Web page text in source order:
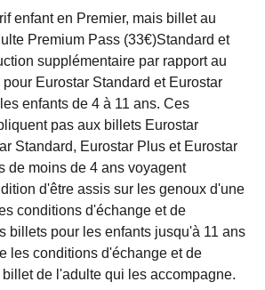
enfant en Premier, mais billet au
Premium Pass (33€)Standard et
supplémentaire par rapport au
Eurostar Standard et Eurostar
enfants de 4 à 11 ans. Ces
pas aux billets Eurostar
Standard, Eurostar Plus et Eurostar
de moins de 4 ans voyagent
d'être assis sur les genoux d'une
conditions d'échange et de
billets pour les enfants jusqu'à 11 ans
les conditions d'échange et de
de l'adulte qui les accompagne.